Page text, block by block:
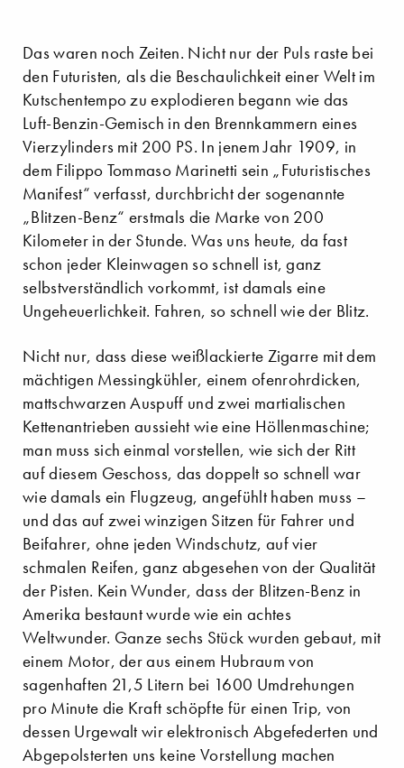
Das waren noch Zeiten. Nicht nur der Puls raste bei
den Futuristen, als die Beschaulichkeit einer Welt im
Kutschentempo zu explodieren begann wie das
Luft-Benzin-Gemisch in den Brennkammern eines
Vierzylinders mit 200 PS. In jenem Jahr 1909, in
dem Filippo Tommaso Marinetti sein „Futuristisches
Manifest“ verfasst, durchbricht der sogenannte
„Blitzen-Benz“ erstmals die Marke von 200
Kilometer in der Stunde. Was uns heute, da fast
schon jeder Kleinwagen so schnell ist, ganz
selbstverständlich vorkommt, ist damals eine
Ungeheuerlichkeit. Fahren, so schnell wie der Blitz.
Nicht nur, dass diese weißlackierte Zigarre mit dem
mächtigen Messingkühler, einem ofenrohrdicken,
mattschwarzen Auspuff und zwei martialischen
Kettenantrieben aussieht wie eine Höllenmaschine;
man muss sich einmal vorstellen, wie sich der Ritt
auf diesem Geschoss, das doppelt so schnell war
wie damals ein Flugzeug, angefühlt haben muss –
und das auf zwei winzigen Sitzen für Fahrer und
Beifahrer, ohne jeden Windschutz, auf vier
schmalen Reifen, ganz abgesehen von der Qualität
der Pisten. Kein Wunder, dass der Blitzen-Benz in
Amerika bestaunt wurde wie ein achtes
Weltwunder. Ganze sechs Stück wurden gebaut, mit
einem Motor, der aus einem Hubraum von
sagenhaften 21,5 Litern bei 1600 Umdrehungen
pro Minute die Kraft schöpfte für einen Trip, von
dessen Urgewalt wir elektronisch Abgefederten und
Abgepolsterten uns keine Vorstellung machen